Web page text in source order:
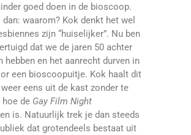
goed doen in de bioscoop.
dan: waarom? Kok denkt het wel
zijn “huiselijker”. Nu ben
dat we de jaren 50 achter
hebben en het aanrecht durven in
een bioscoopuitje. Kok haalt dit
eens uit de kast zonder te
hoe de Gay Film Night
is. Natuurlijk trek je dan steeds
dat grotendeels bestaat uit